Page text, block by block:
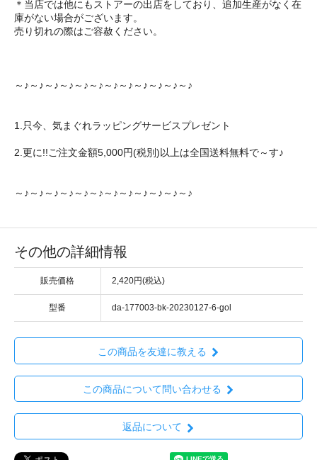
＊当店では他にもストアーの出店をしており、追加生産がなく在
庫がない場合がございます。
売り切れの際はご容赦ください。
～♪～♪～♪～♪～♪～♪～♪～♪～♪～♪～♪～♪
1.只今、気まぐれラッピングサービスプレゼント
2.更に!!ご注文金額5,000円(税別)以上は全国送料無料で～す♪
～♪～♪～♪～♪～♪～♪～♪～♪～♪～♪～♪～♪
その他の詳細情報
販売価格 2,420円(税込)
型番 da-177003-bk-20230127-6-gol
この商品を友達に教える
この商品について問い合わせる
返品について